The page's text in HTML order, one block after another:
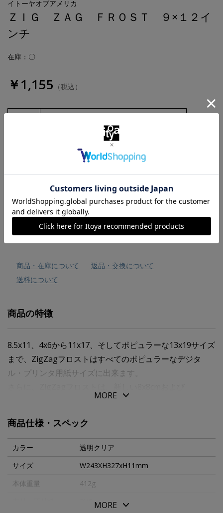
イトーヤオブアメリカ
ＺＩＧ ＺＡＧ ＦＲＯＳＴ ９×１２イ
ンチ
在庫：〇
￥1,155 （税込）
お気に入りに追加
商品・在庫について
返品・交換について
送料について
商品の特徴
8.5x11、4x6から11x17、そしてポピュラーな13x19サイズ
まで、ZigZagフロストはすべてのポピュラーなデジタ
ル・プリンタ用紙サイズに出来ます。
12x12cm正方形写真サイズにおいて利用可能です。
９”１２”：２２９Ｘ３１０ｍｍ。
対応写真サイズ：ワイド六ツ切（１９０Ｘ２９０ｍｍ）。
対応用紙サイズ：Ａ４（２１０Ｘ２９７ｍｍ）。
MORE
商品仕様・スペック
カラー
透明クリア
サイズ
W243XH327xH11mm
本体重量
412g
MORE